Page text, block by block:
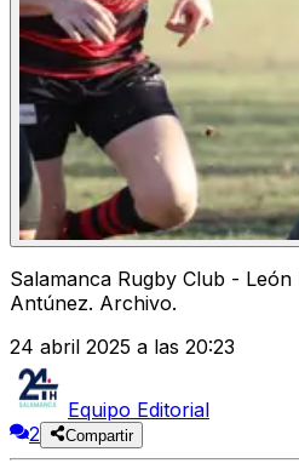
Salamanca Rugby Club -
Antúnez. Archivo.
24 abril 2025 a las 20:23
Equipo Editorial
2
Compartir